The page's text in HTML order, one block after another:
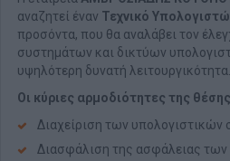
αναζητεί έναν Τεχνικό
προσόντα, που θα αναλάβει τον
συστημάτων και δικτύων
υψηλότερη δυνατή λειτουργικότητα.
Οι κύριες αρμοδιότητες της θέσης
Διαχείριση των
Διασφάλιση της ασφάλειας των